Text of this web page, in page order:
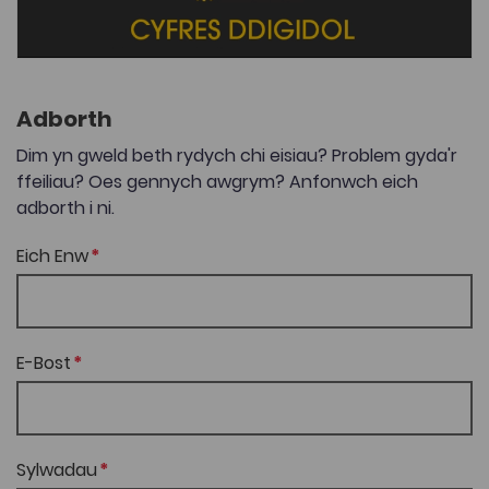
Adborth
Dim yn gweld beth rydych chi eisiau? Problem gyda'r
ffeiliau? Oes gennych awgrym? Anfonwch eich
adborth i ni.
Eich Enw
E-Bost
Sylwadau